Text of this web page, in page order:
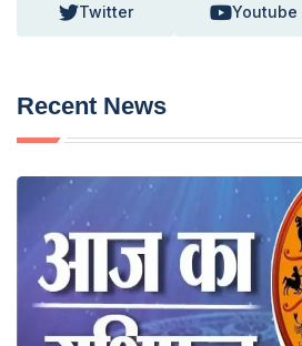
Twitter Youtube
Recent News